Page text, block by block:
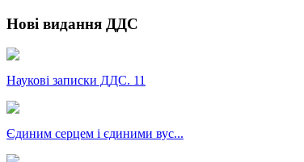
Нові видання ДДС
Наукові записки ДДС. 11
Єдиним серцем і єдиними вус...